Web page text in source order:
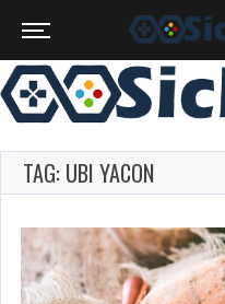
TAG: UBI YACON